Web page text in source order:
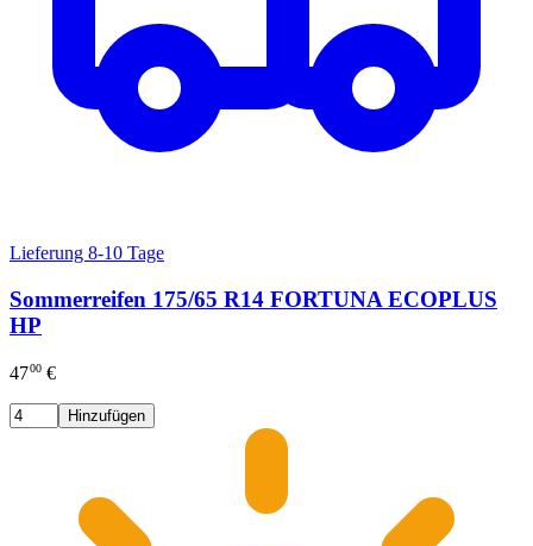
Lieferung 8-10 Tage
Sommerreifen 175/65 R14 FORTUNA ECOPLUS
HP
4700 €
Hinzufügen